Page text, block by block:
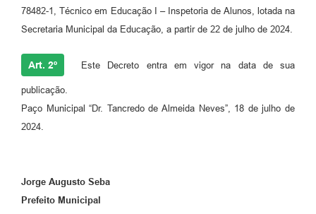
78482-1, Técnico em Educação I – Inspetoria de Alunos, lotada na
Secretaria Municipal da Educação, a partir de 22 de julho de 2024.
Art. 2º Este Decreto entra em vigor na data de sua
publicação.
Paço Municipal “Dr. Tancredo de Almeida Neves”, 18 de julho de
2024.
Jorge Augusto Seba
Prefeito Municipal